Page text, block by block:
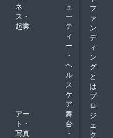
ネ
ス・
起業
ュ
ー
テ
ィ
ー
・
ヘ
ル
ス
ケ
ア
アー
ト・
写真
舞
台
・
フ
ァ
ン
デ
ィ
ン
グ
と
は
プ
ロ
ジ
ェ
ク